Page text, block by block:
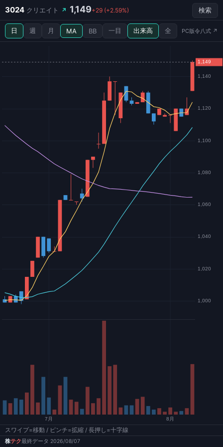
3024 クリエイト ↗ 1,149+29 (+2.59%) 検索
日 週 月 MA BB 一目 出来高 全 PC版令八式 ↗
スワイプ=移動 / ピンチ=拡縮 / 長押し=十字線
株テク最終データ 2026/08/07